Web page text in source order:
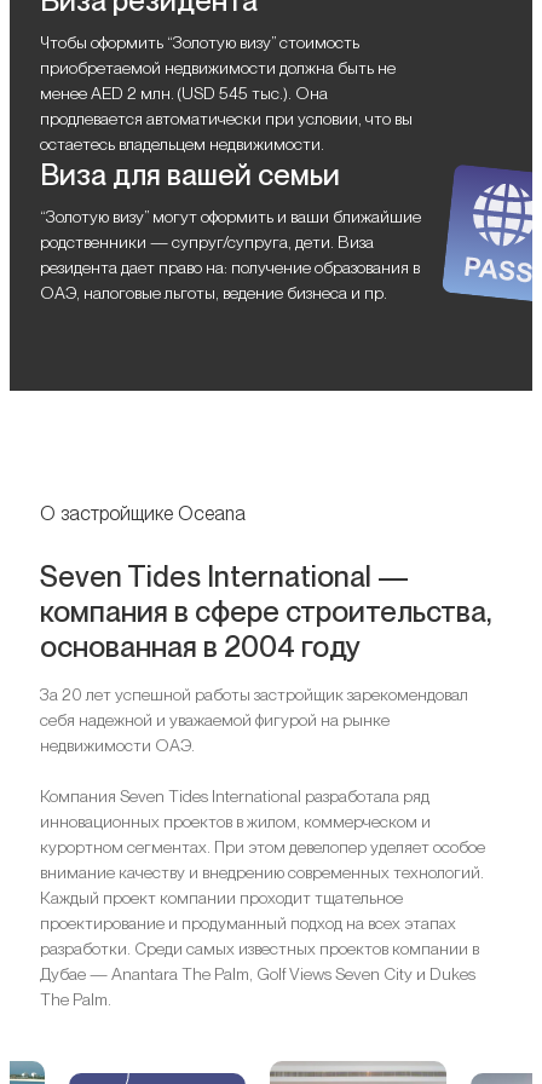
Чтобы оформить “Золотую визу” стоимость
приобретаемой недвижимости должна быть не
менее AED 2 млн. (USD 545 тыс.). Она
продлевается автоматически при условии, что вы
остаетесь владельцем недвижимости.
Виза для вашей семьи
“Золотую визу” могут оформить и ваши ближайшие
родственники — супруг/супруга, дети. Виза
резидента дает право на: получение образования в
ОАЭ, налоговые льготы, ведение бизнеса и пр.
О застройщике Oceana
Seven Tides International —
компания в сфере строительства,
основанная в 2004 году
За 20 лет успешной работы застройщик зарекомендовал
себя надежной и уважаемой фигурой на рынке
недвижимости ОАЭ.
Компания Seven Tides International разработала ряд
инновационных проектов в жилом, коммерческом и
курортном сегментах. При этом девелопер уделяет особое
внимание качеству и внедрению современных технологий.
Каждый проект компании проходит тщательное
проектирование и продуманный подход на всех этапах
разработки. Среди самых известных проектов компании в
Дубае — Anantara The Palm, Golf Views Seven City и Dukes
The Palm.